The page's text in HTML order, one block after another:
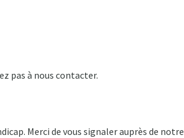
pas à nous contacter.
Merci de vous signaler auprès de notre